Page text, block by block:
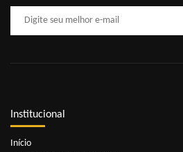
Institucional
Início